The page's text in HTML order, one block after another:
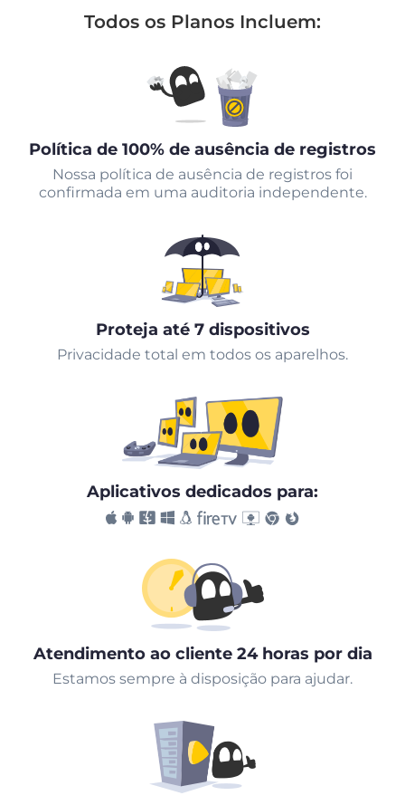
Todos os Planos Incluem:
Política de 100% de ausência de registros
Nossa política de ausência de registros foi
confirmada em uma auditoria independente.
Proteja até 7 dispositivos
Privacidade total em todos os aparelhos.
Aplicativos dedicados para:
Atendimento ao cliente 24 horas por dia
Estamos sempre à disposição para ajudar.